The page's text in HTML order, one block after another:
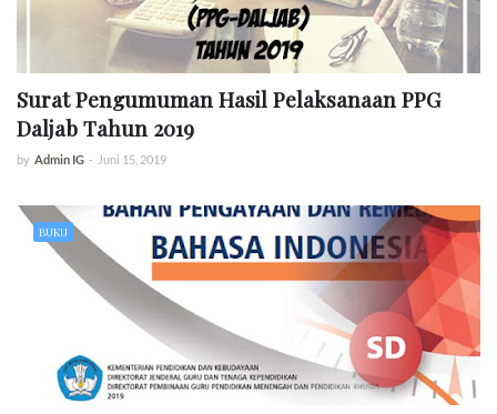
Surat Pengumuman Hasil Pelaksanaan PPG
Daljab Tahun 2019
by Admin IG - Juni 15, 2019
BUKU